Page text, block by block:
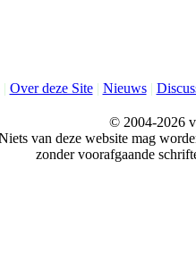
| Over deze Site| Nieuws|
© 2004-2026
van deze website mag
zonder voorafgaande